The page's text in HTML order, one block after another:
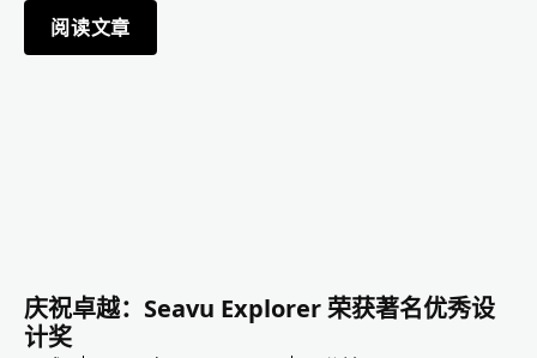
阅读文章
庆祝卓越：Seavu Explorer 荣获著名优秀设
计奖